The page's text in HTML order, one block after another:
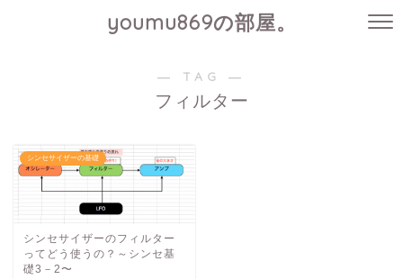
youmu869の部屋。
― TAG ―
フィルター
シンセサイザーの基礎
シンセサイザーのフィルター
ってどう使うの？～シンセ基
礎3－2〜